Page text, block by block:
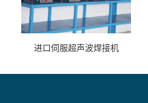
进口伺服超声波焊接机